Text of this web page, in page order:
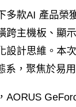
多款AI 產品榮
跨主機板、顯
設計思維。本
系，聚焦於易
AORUS